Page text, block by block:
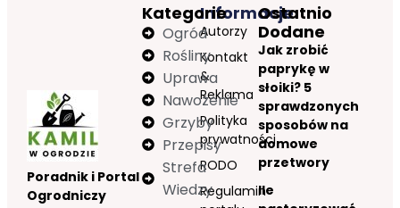
Poradnik i Portal
Ogrodniczy
Informacje
Autorzy
Kontakt
&
Reklama
Polityka
prywatności
RODO
Regulamin
Kategorie
Ogród
Rośliny
Uprawa
Nawożenie
Grzyby
Przepisy
Strefa
Wiedzy
Ostatnio
Dodane
Jak zrobić
paprykę w
słoiki? 5
sprawdzonych
sposobów na
domowe
przetwory
Ile